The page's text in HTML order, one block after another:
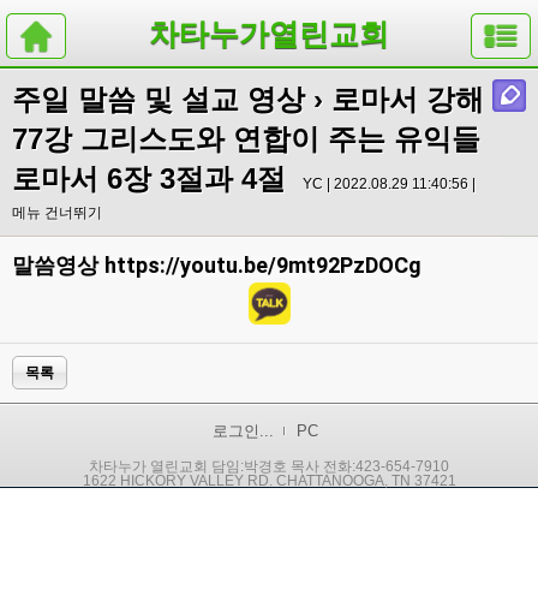
차타누가열린교회
주일 말씀 및 설교 영상› 로마서 강해
77강 그리스도와 연합이 주는 유익들
로마서 6장 3절과 4절
YC | 2022.08.29 11:40:56 |
메뉴 건너뛰기
말씀영상 https://youtu.be/9mt92PzDOCg
목록
로그인... PC
차타누가 열린교회 담임:박경호 목사 전화:423-654-7910
1622 HICKORY VALLEY RD. CHATTANOOGA, TN 37421